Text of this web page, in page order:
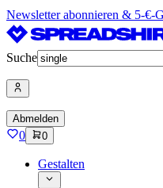
Newsletter abonnieren & 5-€-
Suche
Abmelden
0 0
Gestalten